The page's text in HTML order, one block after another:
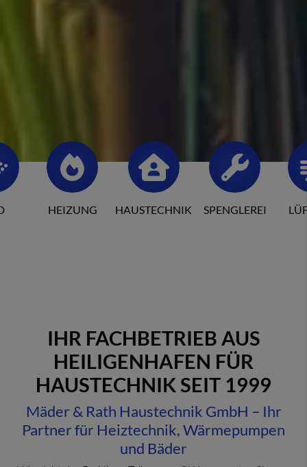
HEIZUNG HAUSTECHNIK SPENGLEREI
IHR FACHBETRIEB AUS
HEILIGENHAFEN FÜR
HAUSTECHNIK SEIT 1999
Mäder & Rath Haustechnik GmbH – Ihr
Partner für Heiztechnik, Wärmepumpen
und Bäder